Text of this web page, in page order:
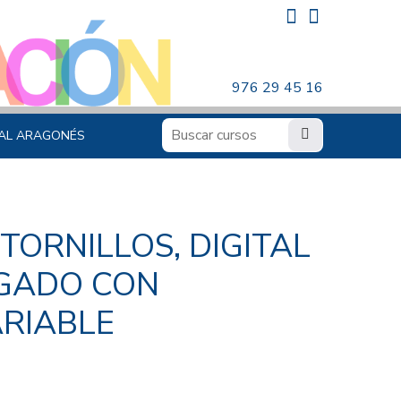
976 29 45 16
ARAGONÉS
DIGITAL
CON